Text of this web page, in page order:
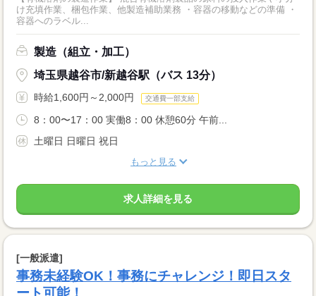
け充填作業、梱包作業、他製造補助業務 ・容器の移動などの準備 ・
容器へのラベル...
製造（組立・加工）
埼玉県越谷市/新越谷駅（バス 13分）
時給1,600円～2,000円 交通費一部支給
8：00〜17：00 実働8：00 休憩60分 午前...
土曜日 日曜日 祝日
もっと見る
求人詳細を見る
[一般派遣]
事務未経験OK！事務にチャレンジ！即日スタ
ート可能！